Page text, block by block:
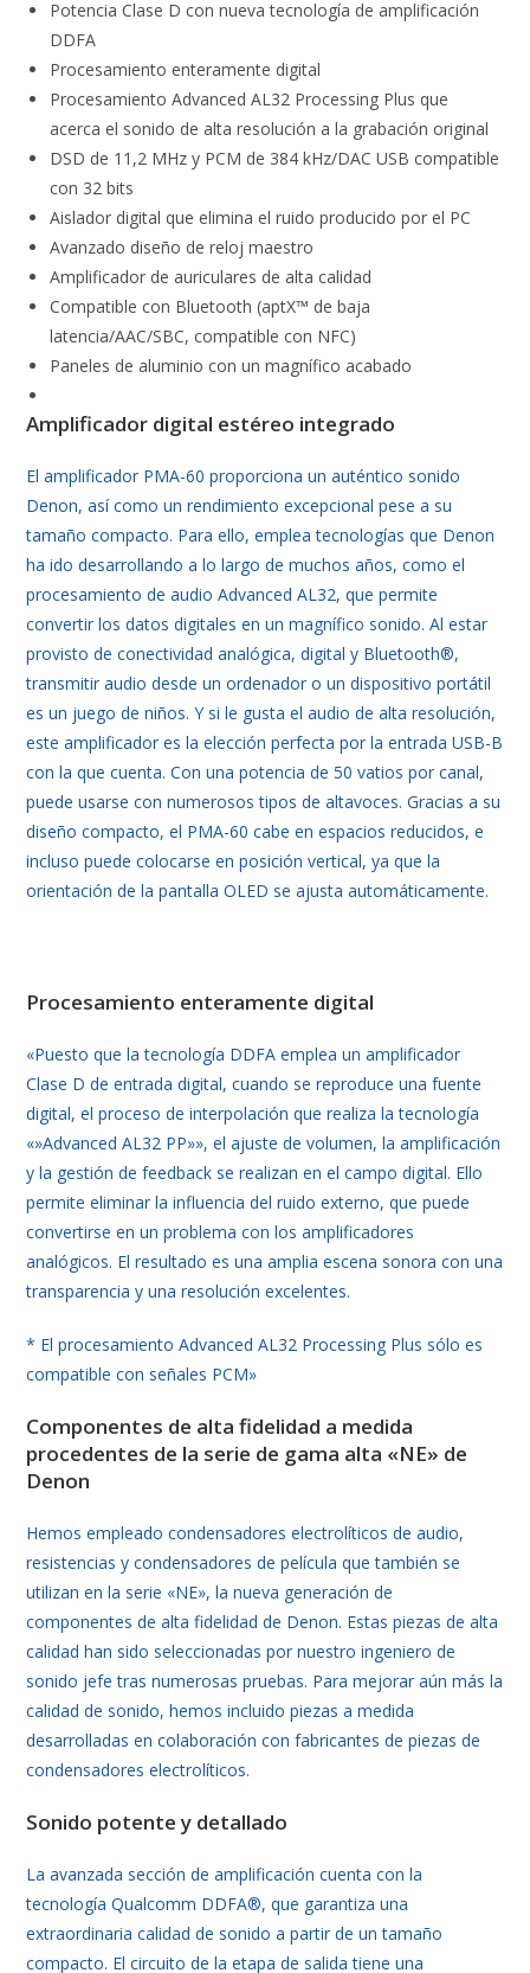
Potencia Clase D con nueva tecnología de amplificación
DDFA
Procesamiento enteramente digital
Procesamiento Advanced AL32 Processing Plus que
acerca el sonido de alta resolución a la grabación original
DSD de 11,2 MHz y PCM de 384 kHz/DAC USB compatible
con 32 bits
Aislador digital que elimina el ruido producido por el PC
Avanzado diseño de reloj maestro
Amplificador de auriculares de alta calidad​
Compatible con Bluetooth (aptX™ de baja
latencia/AAC/SBC, compatible con NFC)
Paneles de aluminio con un magnífico acabado
Amplificador digital estéreo integrado
El amplificador PMA-60 proporciona un auténtico sonido
Denon, así como un rendimiento excepcional pese a su
tamaño compacto. Para ello, emplea tecnologías que Denon
ha ido desarrollando a lo largo de muchos años, como el
procesamiento de audio Advanced AL32, que permite
convertir los datos digitales en un magnífico sonido. Al estar
provisto de conectividad analógica, digital y Bluetooth®,
transmitir audio desde un ordenador o un dispositivo portátil
es un juego de niños. Y si le gusta el audio de alta resolución,
este amplificador es la elección perfecta por la entrada USB-B
con la que cuenta. Con una potencia de 50 vatios por canal,
puede usarse con numerosos tipos de altavoces. Gracias a su
diseño compacto, el PMA-60 cabe en espacios reducidos, e
incluso puede colocarse en posición vertical, ya que la
orientación de la pantalla OLED se ajusta automáticamente.
Procesamiento enteramente digital
«Puesto que la tecnología DDFA emplea un amplificador
Clase D de entrada digital, cuando se reproduce una fuente
digital, el proceso de interpolación que realiza la tecnología
«»Advanced AL32 PP»», el ajuste de volumen, la amplificación
y la gestión de feedback se realizan en el campo digital. Ello
permite eliminar la influencia del ruido externo, que puede
convertirse en un problema con los amplificadores
analógicos. El resultado es una amplia escena sonora con una
transparencia y una resolución excelentes.
* El procesamiento Advanced AL32 Processing Plus sólo es
compatible con señales PCM»
Componentes de alta fidelidad a medida
procedentes de la serie de gama alta «NE» de
Denon
Hemos empleado condensadores electrolíticos de audio,
resistencias y condensadores de película que también se
utilizan en la serie «NE», la nueva generación de
componentes de alta fidelidad de Denon. Estas piezas de alta
calidad han sido seleccionadas por nuestro ingeniero de
sonido jefe tras numerosas pruebas. Para mejorar aún más la
calidad de sonido, hemos incluido piezas a medida
desarrolladas en colaboración con fabricantes de piezas de
condensadores electrolíticos.
Sonido potente y detallado
La avanzada sección de amplificación cuenta con la
tecnología Qualcomm DDFA®, que garantiza una
extraordinaria calidad de sonido a partir de un tamaño
compacto. El circuito de la etapa de salida tiene una